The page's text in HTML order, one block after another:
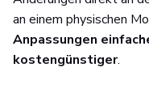
an einem physischen
Anpassungen
kostengünstiger.